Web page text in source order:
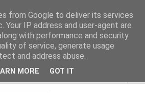
from Google to deliver its services
Your IP address and user-agent are
with performance and security
of service, generate usage
and address abuse.
MORE GOT IT